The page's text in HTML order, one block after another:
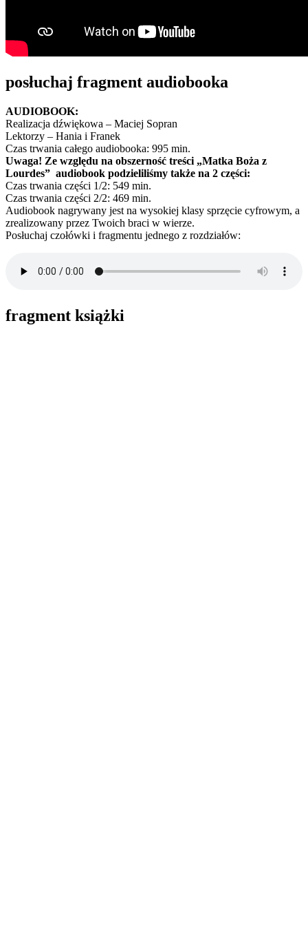
posłuchaj fragment audiobooka
AUDIOBOOK:
Realizacja dźwiękowa – Maciej Sopran
Lektorzy – Hania i Franek
Czas trwania całego audiobooka: 995 min.
Uwaga! Ze względu na obszerność treści „Matka Boża z
Lourdes” audiobook podzieliliśmy także na 2 części:
Czas trwania części 1/2: 549 min.
Czas trwania części 2/2: 469 min.
Audiobook nagrywany jest na wysokiej klasy sprzęcie cyfrowym, a
zrealizowany przez Twoich braci w wierze.
Posłuchaj czołówki i fragmentu jednego z rozdziałów:
fragment książki